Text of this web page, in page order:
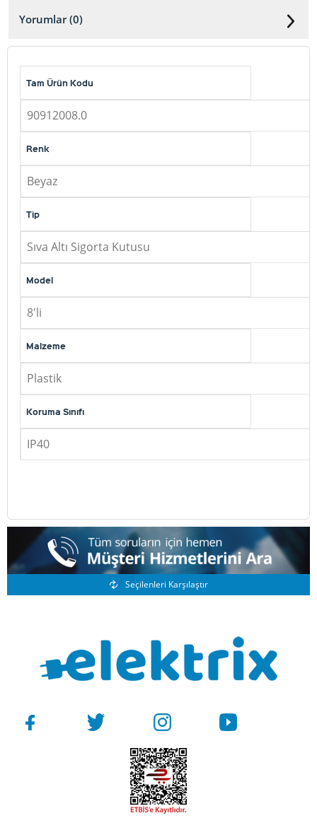
Yorumlar (0)
Tam Ürün Kodu
90912008.0
Renk
Beyaz
Tip
Sıva Altı Sigorta Kutusu
Model
8'li
Malzeme
Plastik
Koruma Sınıfı
IP40
Benzer Ürünler
Seçilenleri Karşılaştır